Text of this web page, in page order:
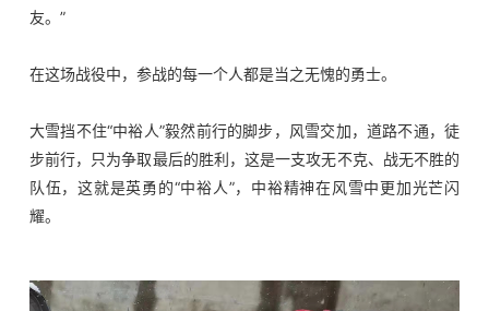
友。”
在这场战役中，参战的每一个人都是当之无愧的勇士。
大雪挡不住“中裕人”毅然前行的脚步，风雪交加，道路不通，徒
步前行，只为争取最后的胜利，这是一支攻无不克、战无不胜的
队伍，这就是英勇的“中裕人”，中裕精神在风雪中更加光芒闪
耀。